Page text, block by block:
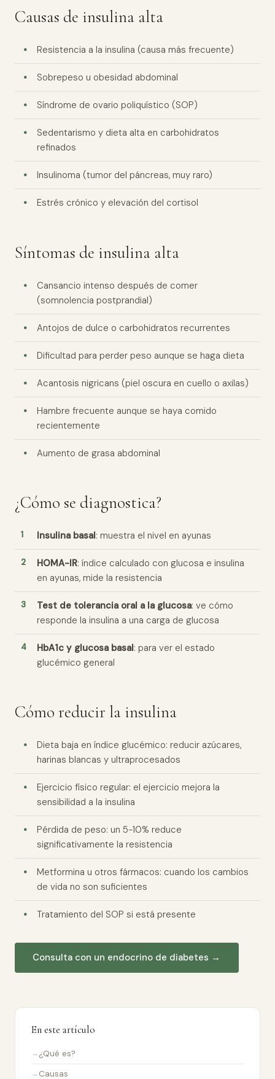
Causas de insulina alta
Resistencia a la insulina (causa más frecuente)
Sobrepeso u obesidad abdominal
Síndrome de ovario poliquístico (SOP)
Sedentarismo y dieta alta en carbohidratos
refinados
Insulinoma (tumor del páncreas, muy raro)
Estrés crónico y elevación del cortisol
Síntomas de insulina alta
Cansancio intenso después de comer
(somnolencia postprandial)
Antojos de dulce o carbohidratos recurrentes
Dificultad para perder peso aunque se haga dieta
Acantosis nigricans (piel oscura en cuello o axilas)
Hambre frecuente aunque se haya comido
recientemente
Aumento de grasa abdominal
¿Cómo se diagnostica?
Insulina basal: muestra el nivel en ayunas
HOMA-IR: índice calculado con glucosa e insulina
en ayunas, mide la resistencia
Test de tolerancia oral a la glucosa: ve cómo
responde la insulina a una carga de glucosa
HbA1c y glucosa basal: para ver el estado
glucémico general
Cómo reducir la insulina
Dieta baja en índice glucémico: reducir azúcares,
harinas blancas y ultraprocesados
Ejercicio físico regular: el ejercicio mejora la
sensibilidad a la insulina
Pérdida de peso: un 5-10% reduce
significativamente la resistencia
Metformina u otros fármacos: cuando los cambios
de vida no son suficientes
Tratamiento del SOP si está presente
Consulta con un endocrino de diabetes →
En este artículo
¿Qué es?
Causas